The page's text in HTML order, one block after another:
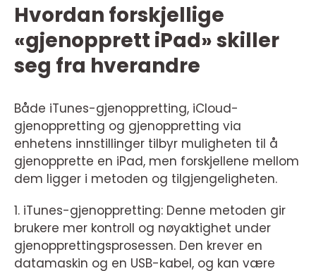
Hvordan forskjellige
«gjenopprett iPad» skiller
seg fra hverandre
Både iTunes-gjenoppretting, iCloud-
gjenoppretting og gjenoppretting via
enhetens innstillinger tilbyr muligheten til å
gjenopprette en iPad, men forskjellene mellom
dem ligger i metoden og tilgjengeligheten.
1. iTunes-gjenoppretting: Denne metoden gir
brukere mer kontroll og nøyaktighet under
gjenopprettingsprosessen. Den krever en
datamaskin og en USB-kabel, og kan være